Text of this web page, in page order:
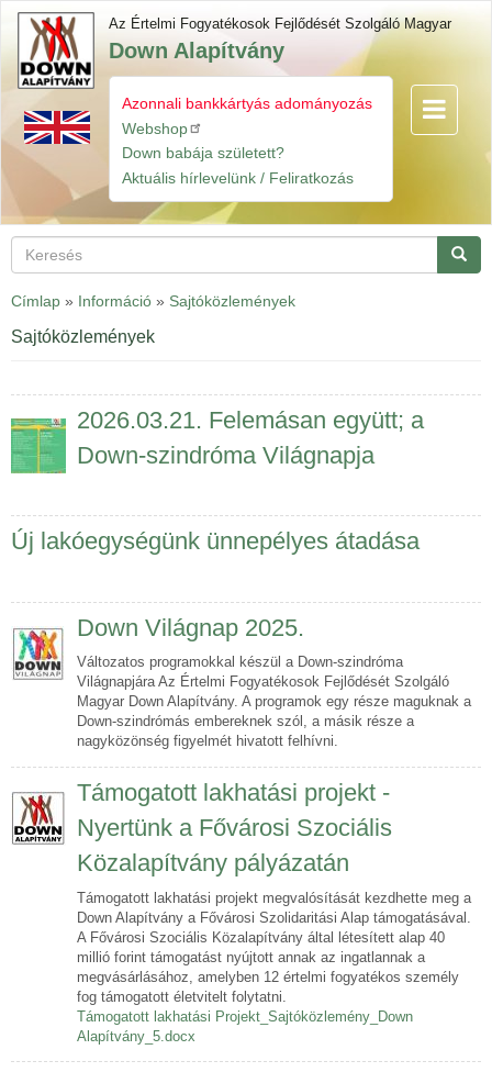
Ugrás
tartalomra
Az Értelmi Fogyatékosok Fejlődését Szolgáló Magyar
Down Alapítvány
Gyorslinkek
Azonnali bankkártyás adományozás
Webshop
Down babája született?
Aktuális hírlevelünk / Feliratkozás
Navigáció
Keresés
Címlap » Információ » Sajtóközlemények
Sajtóközlemények
2026.03.21. Felemásan együtt; a
Down-szindróma Világnapja
Új lakóegységünk ünnepélyes átadása
Down Világnap 2025.
Változatos programokkal készül a Down-szindróma
Világnapjára Az Értelmi Fogyatékosok Fejlődését Szolgáló
Magyar Down Alapítvány. A programok egy része maguknak a
Down-szindrómás embereknek szól, a másik része a
nagyközönség figyelmét hivatott felhívni.
Támogatott lakhatási projekt -
Nyertünk a Fővárosi Szociális
Közalapítvány pályázatán
Támogatott lakhatási projekt megvalósítását kezdhette meg a
Down Alapítvány a Fővárosi Szolidaritási Alap támogatásával.
A Fővárosi Szociális Közalapítvány által létesített alap 40
millió forint támogatást nyújtott annak az ingatlannak a
megvásárlásához, amelyben 12 értelmi fogyatékos személy
fog támogatott életvitelt folytatni.
Támogatott lakhatási Projekt_Sajtóközlemény_Down
Alapítvány_5.docx